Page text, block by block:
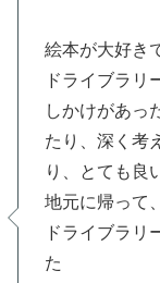
絵本が大好き
ドライブラリ
しかけがあっ
たり、深く考
り、とても良
地元に帰って
ドライブラリ
た